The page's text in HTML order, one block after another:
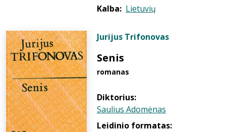
Kalba: Lietuvių
Jurijus Trifonovas
Senis
romanas
Diktorius:
Saulius Adomėnas
Leidinio formatas: